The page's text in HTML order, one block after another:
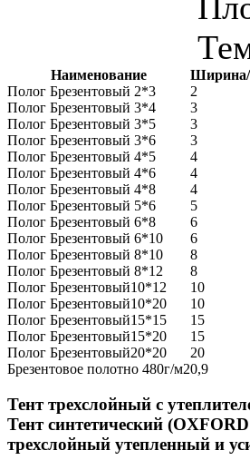
Наименование
Полог Брезентовый 2*3
2
Полог Брезентовый 3*4
3
Полог Брезентовый 3*5
3
Полог Брезентовый 3*6
3
Полог Брезентовый 4*5
4
Полог Брезентовый 4*6
4
Полог Брезентовый 4*8
4
Полог Брезентовый 5*6
5
Полог Брезентовый 6*8
6
Полог Брезентовый 6*10
6
Полог Брезентовый 8*10
8
Полог Брезентовый 8*12
8
Полог Брезентовый10*12
10
Полог Брезентовый10*20
10
Полог Брезентовый15*15
15
Полог Брезентовый15*20
15
Полог Брезентовый20*20
20
Брезентовое полотно 480г/м20,9
Тент трехслойный с
Тент синтетический
трехслойный утепленный и